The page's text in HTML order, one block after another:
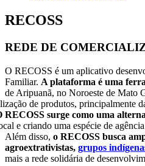
RECOSS
REDE DE
O RECOSS é um aplicativo
Familiar. A plataforma é uma
de Aripuanã, no Noroeste de Mato
de produtos, principalmente
RECOSS surge como uma
e criando uma espécie de
Além disso, o RECOSS busca
agroextrativistas, grupos
mais a rede solidária de